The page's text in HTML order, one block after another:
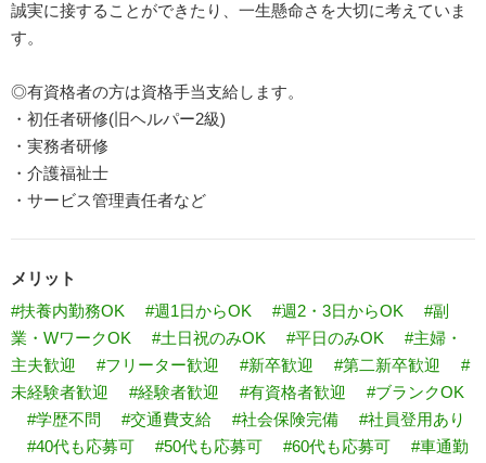
誠実に接することができたり、一生懸命さを大切に考えていま
す。
◎有資格者の方は資格手当支給します。
・初任者研修(旧ヘルパー2級)
・実務者研修
・介護福祉士
・サービス管理責任者など
メリット
#扶養内勤務OK
#週1日からOK #週2・3日からOK
#副
業・WワークOK
#土日祝のみOK #平日のみOK
#主婦・
主夫歓迎
#フリーター歓迎 #新卒歓迎 #第二新卒歓迎
#
未経験者歓迎
#経験者歓迎 #有資格者歓迎
#ブランクOK
#学歴不問
#交通費支給 #社会保険完備
#社員登用あり
#40代も応募可
#50代も応募可 #60代も応募可
#車通勤